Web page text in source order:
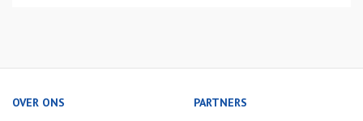
OVER ONS PARTNERS